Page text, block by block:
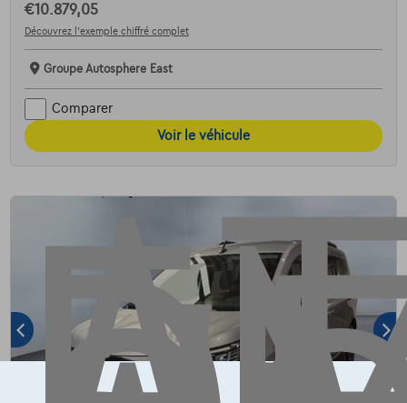
€10.879,05
Découvrez l’exemple chiffré complet
Groupe Autosphere East
Comparer
Voir le véhicule